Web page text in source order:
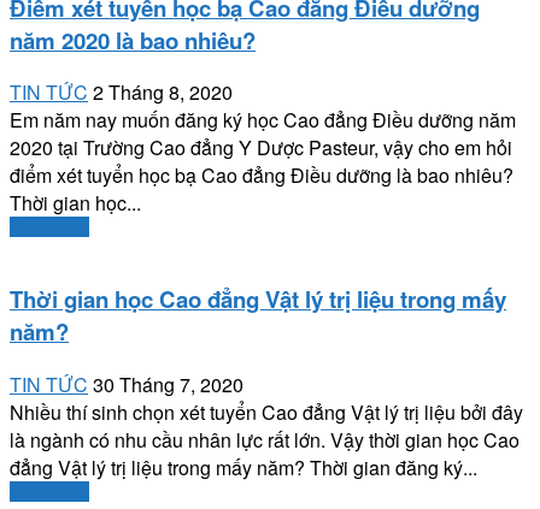
Điểm xét tuyển học bạ Cao đẳng Điều dưỡng
năm 2020 là bao nhiêu?
TIN TỨC 2 Tháng 8, 2020
Em năm nay muốn đăng ký học Cao đẳng Điều dưỡng năm
2020 tại Trường Cao đẳng Y Dược Pasteur, vậy cho em hỏi
điểm xét tuyển học bạ Cao đẳng Điều dưỡng là bao nhiêu?
Thời gian học...
Thời gian học Cao đẳng Vật lý trị liệu trong mấy
năm?
TIN TỨC 30 Tháng 7, 2020
Nhiều thí sinh chọn xét tuyển Cao đẳng Vật lý trị liệu bởi đây
là ngành có nhu cầu nhân lực rất lớn. Vậy thời gian học Cao
đẳng Vật lý trị liệu trong mấy năm? Thời gian đăng ký...